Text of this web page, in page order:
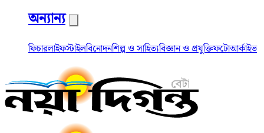
অন্যান্য
ফিচারলাইফস্টাইলবিনোদনশিল্প ও সাহিত্যবিজ্ঞান ও প্রযুক্তিফটোআর্কাইভ